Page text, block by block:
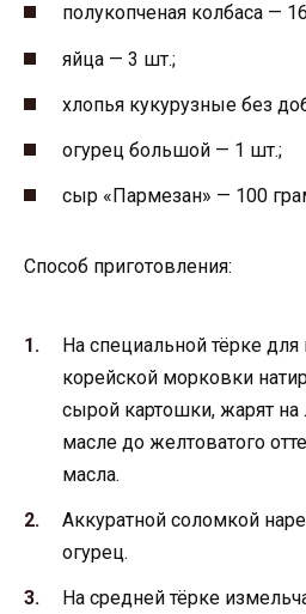
полукопченая колбаса —
яйца — 3 шт.;
хлопья кукурузные без
огурец большой — 1 шт.;
сыр «Пармезан» — 100
Способ приготовления:
На специальной тёрке для
корейской морковки
сырой картошки, жарят
масле до желтоватого
масла.
Аккуратной соломкой
огурец.
На средней тёрке